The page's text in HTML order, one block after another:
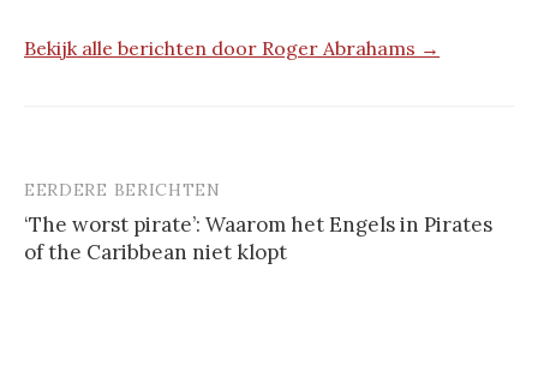
Bekijk alle berichten door Roger Abrahams →
Berichtnavigatie
EERDERE BERICHTEN
‘The worst pirate’: Waarom het Engels in Pirates
of the Caribbean niet klopt